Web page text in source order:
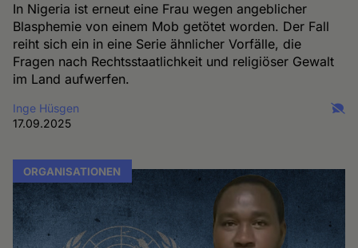
In Nigeria ist erneut eine Frau wegen angeblicher
Blasphemie von einem Mob getötet worden. Der Fall
reiht sich ein in eine Serie ähnlicher Vorfälle, die
Fragen nach Rechtsstaatlichkeit und religiöser Gewalt
im Land aufwerfen.
Inge Hüsgen
17.09.2025
ORGANISATIONEN